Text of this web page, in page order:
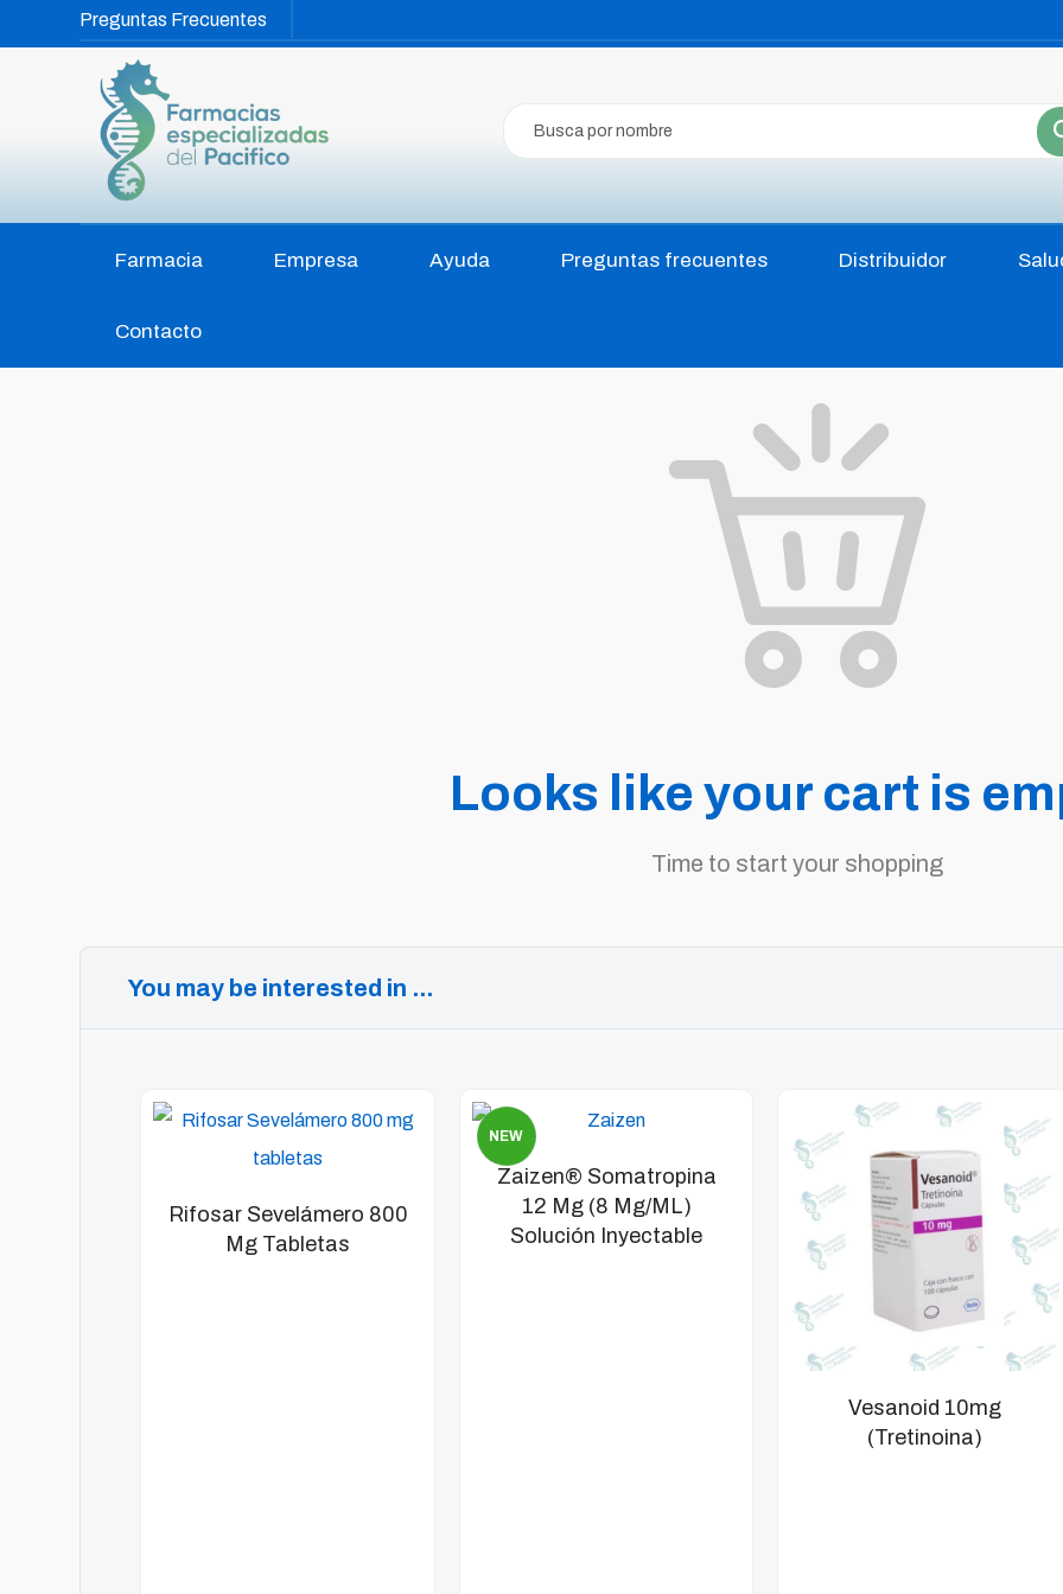
Preguntas Frecuentes
Farmacia Empresa Ayuda Preguntas frecuentes Distribuidor
Contacto
Looks like your cart is
Time to start your shopping
You may be interested in ...
Rifosar Sevelámero 800
Mg Tabletas
Zaizen® Somatropina
12 Mg (8 Mg/mL)
Solución Inyectable
NEW
Vesanoid 10mg
(Tretinoina)